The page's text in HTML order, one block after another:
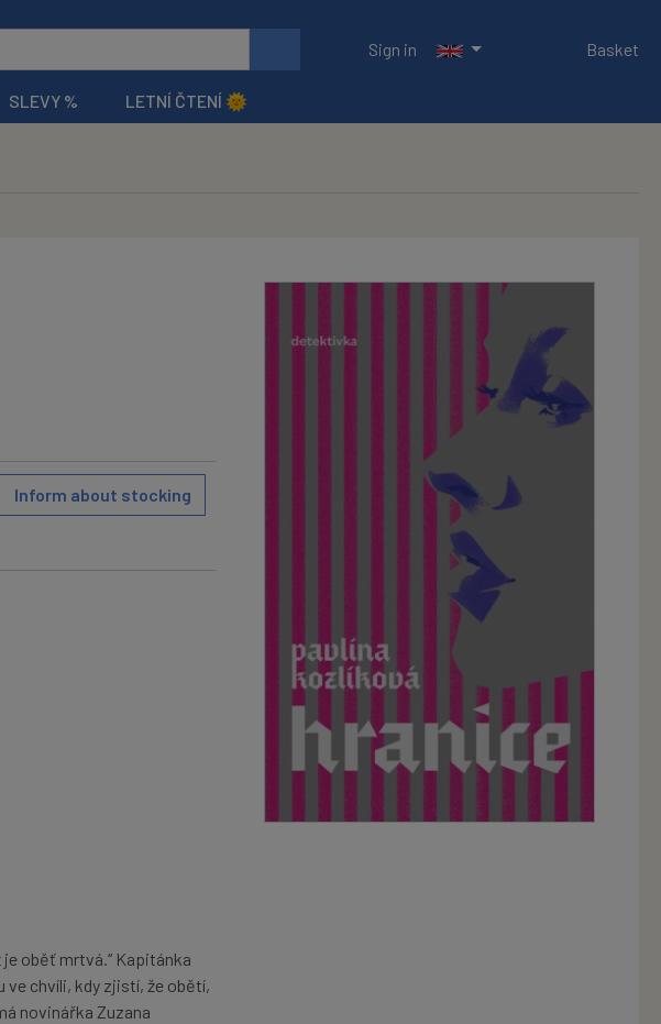
Sign in
Basket
SLEVY % LETNÍ ČTENÍ 🌞
Inform about stocking
oběť mrtvá.“ Kapitánka
chvíli, kdy zjistí, že obětí,
novinářka Zuzana